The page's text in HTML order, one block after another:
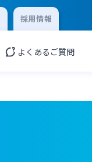
採用情報
よくあるご質問